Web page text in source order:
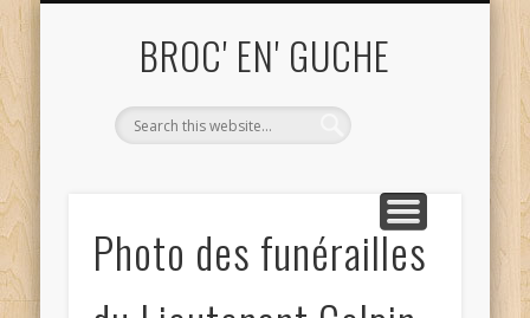
BROC' EN' GUCHE
Photo des funérailles